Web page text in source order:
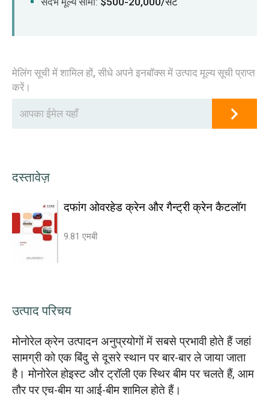
मेलिंग सूची में शामिल हों, सीधे अपने इनबॉक्स में उत्पाद मूल्य सूची प्राप्त
करें।
दस्तावेज़
दफांग ओवरहेड क्रेन और गैन्ट्री क्रेन कैटलॉग
9.81 एमबी
उत्पाद परिचय
मोनोरेल क्रेन उत्पादन अनुप्रयोगों में सबसे प्रभावी होते हैं जहां
सामग्री को एक बिंदु से दूसरे स्थान पर बार-बार ले जाया जाता
है। मोनोरेल होइस्ट और ट्रॉली एक स्थिर बीम पर चलते हैं, आम
तौर पर एच-बीम या आई-बीम शामिल होते हैं।